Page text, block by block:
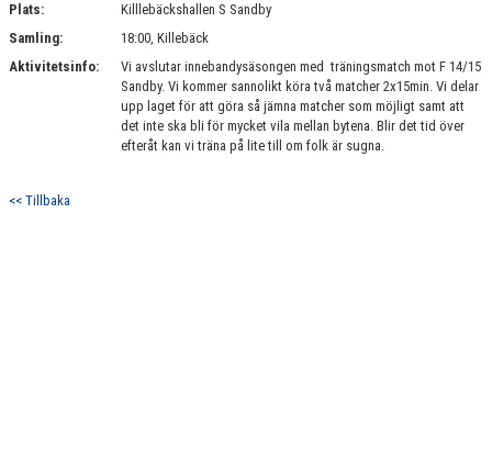
DOKUMENT
KONTAKT
UTOMHUSPLANER
Plats:
Killlebäckshallen S Sandby
Samling:
18:00, Killebäck
Aktivitetsinfo:
Vi avslutar innebandysäsongen med träningsmatch mot F 14/15
Sandby. Vi kommer sannolikt köra två matcher 2x15min. Vi delar
upp laget för att göra så jämna matcher som möjligt samt att
det inte ska bli för mycket vila mellan bytena. Blir det tid över
efteråt kan vi träna på lite till om folk är sugna.
<< Tillbaka